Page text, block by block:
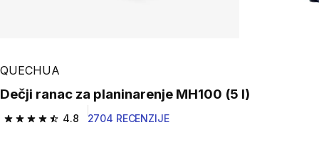
QUECHUA
Dečji ranac za planinarenje MH100 (5 l)
4.8
4.8 od 5 zvezdica from 2704 Recenzije
2704 RECENZIJE